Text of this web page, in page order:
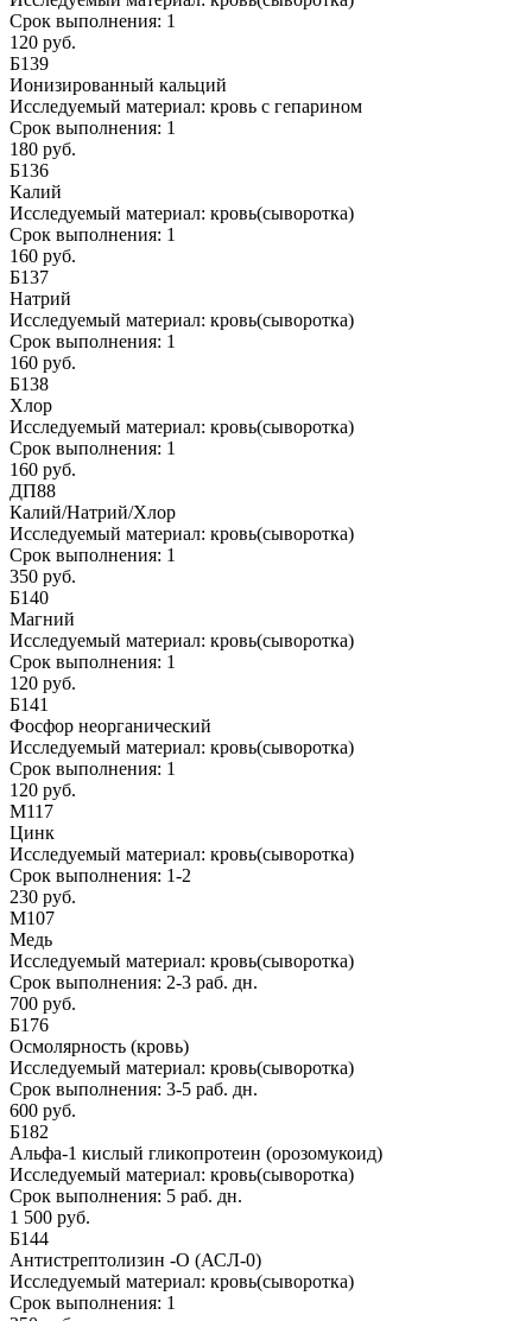
Срок выполнения: 1
120 руб.
Б139
Ионизированный кальций
Исследуемый материал: кровь с гепарином
Срок выполнения: 1
180 руб.
Б136
Калий
Исследуемый материал: кровь(сыворотка)
Срок выполнения: 1
160 руб.
Б137
Натрий
Исследуемый материал: кровь(сыворотка)
Срок выполнения: 1
160 руб.
Б138
Хлор
Исследуемый материал: кровь(сыворотка)
Срок выполнения: 1
160 руб.
ДП88
Калий/Натрий/Хлор
Исследуемый материал: кровь(сыворотка)
Срок выполнения: 1
350 руб.
Б140
Магний
Исследуемый материал: кровь(сыворотка)
Срок выполнения: 1
120 руб.
Б141
Фосфор неорганический
Исследуемый материал: кровь(сыворотка)
Срок выполнения: 1
120 руб.
М117
Цинк
Исследуемый материал: кровь(сыворотка)
Срок выполнения: 1-2
230 руб.
М107
Медь
Исследуемый материал: кровь(сыворотка)
Срок выполнения: 2-3 раб. дн.
700 руб.
Б176
Осмолярность (кровь)
Исследуемый материал: кровь(сыворотка)
Срок выполнения: 3-5 раб. дн.
600 руб.
Б182
Альфа-1 кислый гликопротеин (орозомукоид)
Исследуемый материал: кровь(сыворотка)
Срок выполнения: 5 раб. дн.
1 500 руб.
Б144
Антистрептолизин -О (АСЛ-0)
Исследуемый материал: кровь(сыворотка)
Срок выполнения: 1